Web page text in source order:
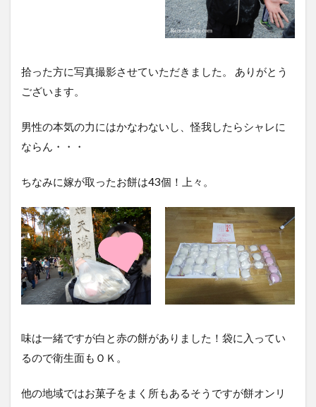
拾った方に写真撮影させていただきました。 ありがとう
ございます。
男性の本気の力にはかなわないし、怪我したらシャレに
ならん・・・
ちなみに嫁が取ったお餅は43個！上々。
味は一緒ですが白と赤の餅がありました！袋に入ってい
るので衛生面もＯＫ。
他の地域ではお菓子をまく所もあるそうですが餅オンリ